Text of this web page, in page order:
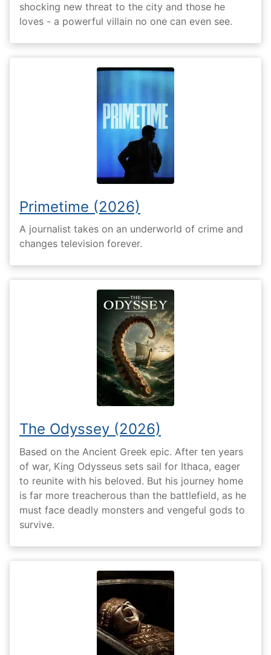
shocking new threat to the city and those he
loves - a powerful villain no one can even see.
Primetime (2026)
A journalist takes on an underworld of crime and
changes television forever.
The Odyssey (2026)
Based on the Ancient Greek epic. After ten years
of war, King Odysseus sets sail for Ithaca, eager
to reunite with his beloved. But his journey home
is far more treacherous than the battlefield, as he
must face deadly monsters and vengeful gods to
survive.